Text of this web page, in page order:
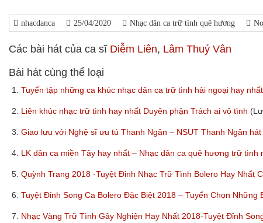
nhacdanca 25/04/2020 Nhạc dân ca trữ tình quê hương
Các bài hát của ca sĩ Diễm Liên, Lâm Thuý Vân
Bài hát cùng thể loại
1. Tuyển tập những ca khúc nhạc dân ca trữ tình hải ngoại hay nhất
2. Liên khúc nhạc trữ tình hay nhất Duyên phận Trách ai vô tình
3. Giao lưu với Nghệ sĩ ưu tú Thanh Ngân – NSUT Thanh Ngân hát
4. LK dân ca miền Tây hay nhất – Nhạc dân ca quê hương trữ tình
5. Quỳnh Trang 2018 -Tuyệt Đỉnh Nhạc Trữ Tình Bolero Hay Nhất
6. Tuyệt Đỉnh Song Ca Bolero Đặc Biệt 2018 – Tuyển Chọn Những
7. Nhạc Vàng Trữ Tình Gây Nghiện Hay Nhất 2018-Tuyệt Đỉnh